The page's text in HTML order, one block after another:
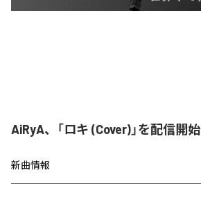
AiRyA、「ロキ (Cover)」を配信開始
新曲情報